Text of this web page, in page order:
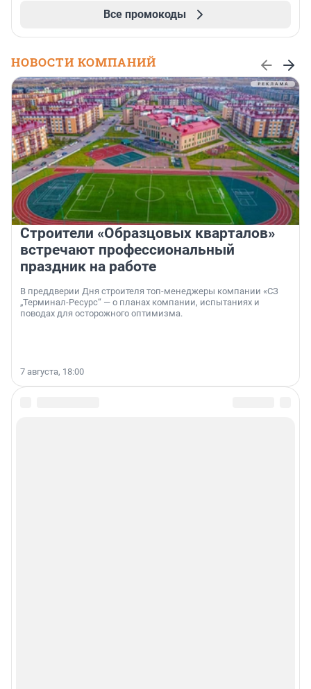
Все промокоды
НОВОСТИ КОМПАНИЙ
Строители «Образцовых кварталов»
встречают профессиональный
праздник на работе
В преддверии Дня строителя топ-менеджеры компании «СЗ
„Терминал-Ресурс“ — о планах компании, испытаниях и
поводах для осторожного оптимизма.
7 августа, 18:00